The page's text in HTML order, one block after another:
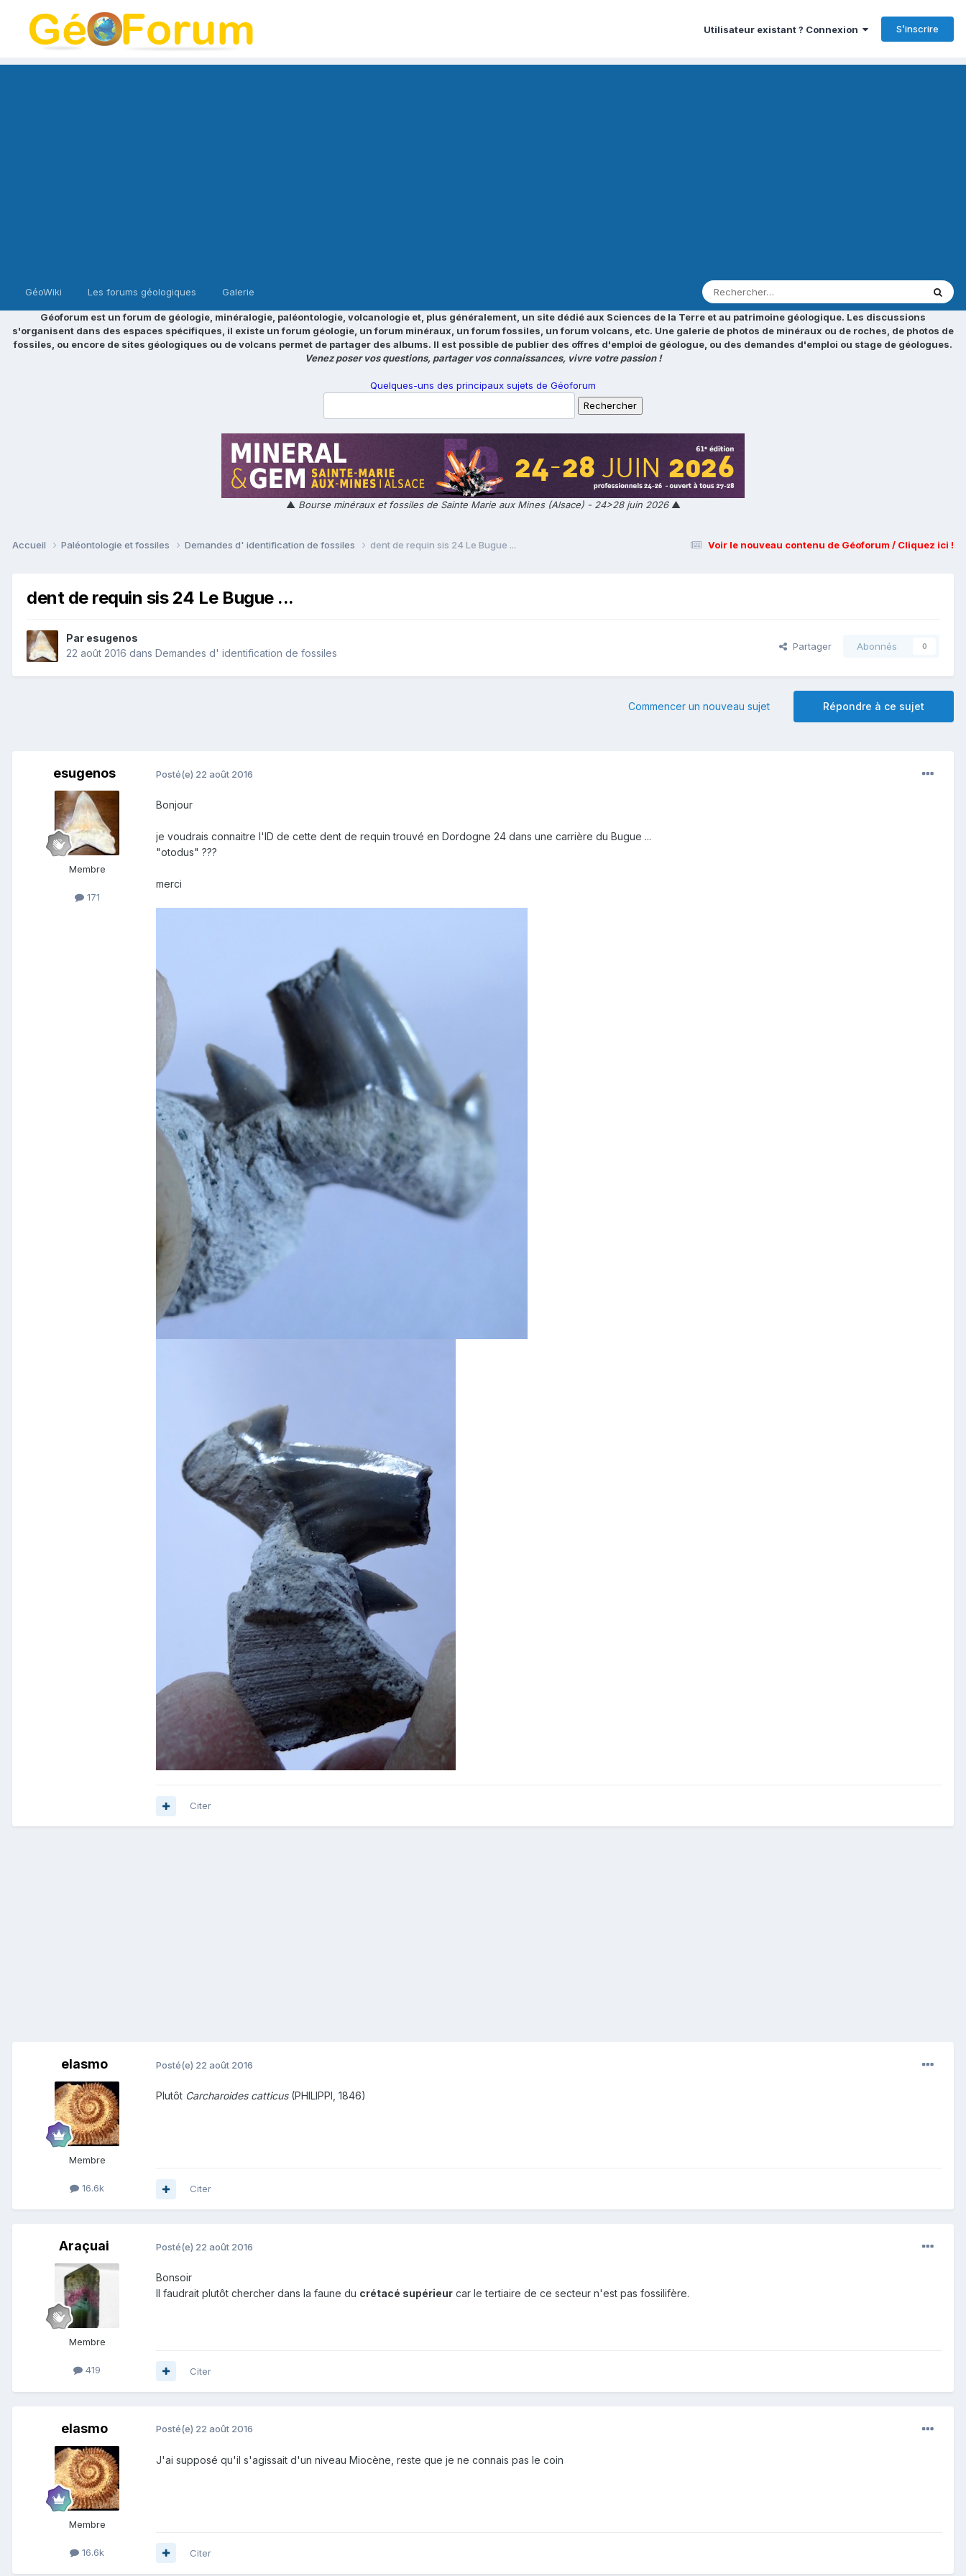
Utilisateur existant ? Connexion S’inscrire
GéoWiki Les forums géologiques Galerie
Géoforum est un forum de géologie, minéralogie, paléontologie, volcanologie et, plus généralement, un site dédié aux Sciences de la Terre et au patrimoine géologique. Les discussions
s'organisent dans des espaces spécifiques, il existe un forum géologie, un forum minéraux, un forum fossiles, un forum volcans, etc. Une galerie de photos de minéraux ou de roches, de photos de
fossiles, ou encore de sites géologiques ou de volcans permet de partager des albums. Il est possible de publier des offres d'emploi de géologue, ou des demandes d'emploi ou stage de géologues.
Venez poser vos questions, partager vos connaissances, vivre votre passion !
Quelques-uns des principaux sujets de Géoforum
▲ Bourse minéraux et fossiles de Sainte Marie aux Mines (Alsace) - 24>28 juin 2026▲
Voir le nouveau contenu de Géoforum / Cliquez ici !
Accueil Paléontologie et fossiles Demandes d' identification de fossiles dent de requin sis 24 Le Bugue ...
dent de requin sis 24 Le Bugue ...
Par esugenos
22 août 2016 dans Demandes d' identification de fossiles
Partager Abonnés 0
Répondre à ce sujet
Commencer un nouveau sujet
esugenos
Membre
171
Posté(e) 22 août 2016
Bonjour
je voudrais connaitre l'ID de cette dent de requin trouvé en Dordogne 24 dans une carrière du Bugue ...
"otodus" ???
merci
Citer
elasmo
Membre
16.6k
Posté(e) 22 août 2016
Plutôt Carcharoides catticus (PHILIPPI, 1846)
Citer
Araçuai
Membre
419
Posté(e) 22 août 2016
Bonsoir
Il faudrait plutôt chercher dans la faune du crétacé supérieur car le tertiaire de ce secteur n'est pas fossilifère.
Citer
elasmo
Membre
16.6k
Posté(e) 22 août 2016
J'ai supposé qu'il s'agissait d'un niveau Miocène, reste que je ne connais pas le coin
Citer